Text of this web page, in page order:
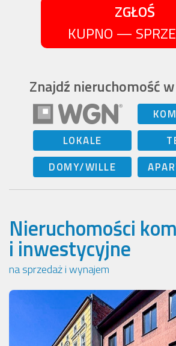
ZGŁOŚ
KUPNO —
Znajdź nieruchomość
LOKALE
DOMY/WILLE
Nieruchomości
i inwestycyjne
na sprzedaż i wynajem